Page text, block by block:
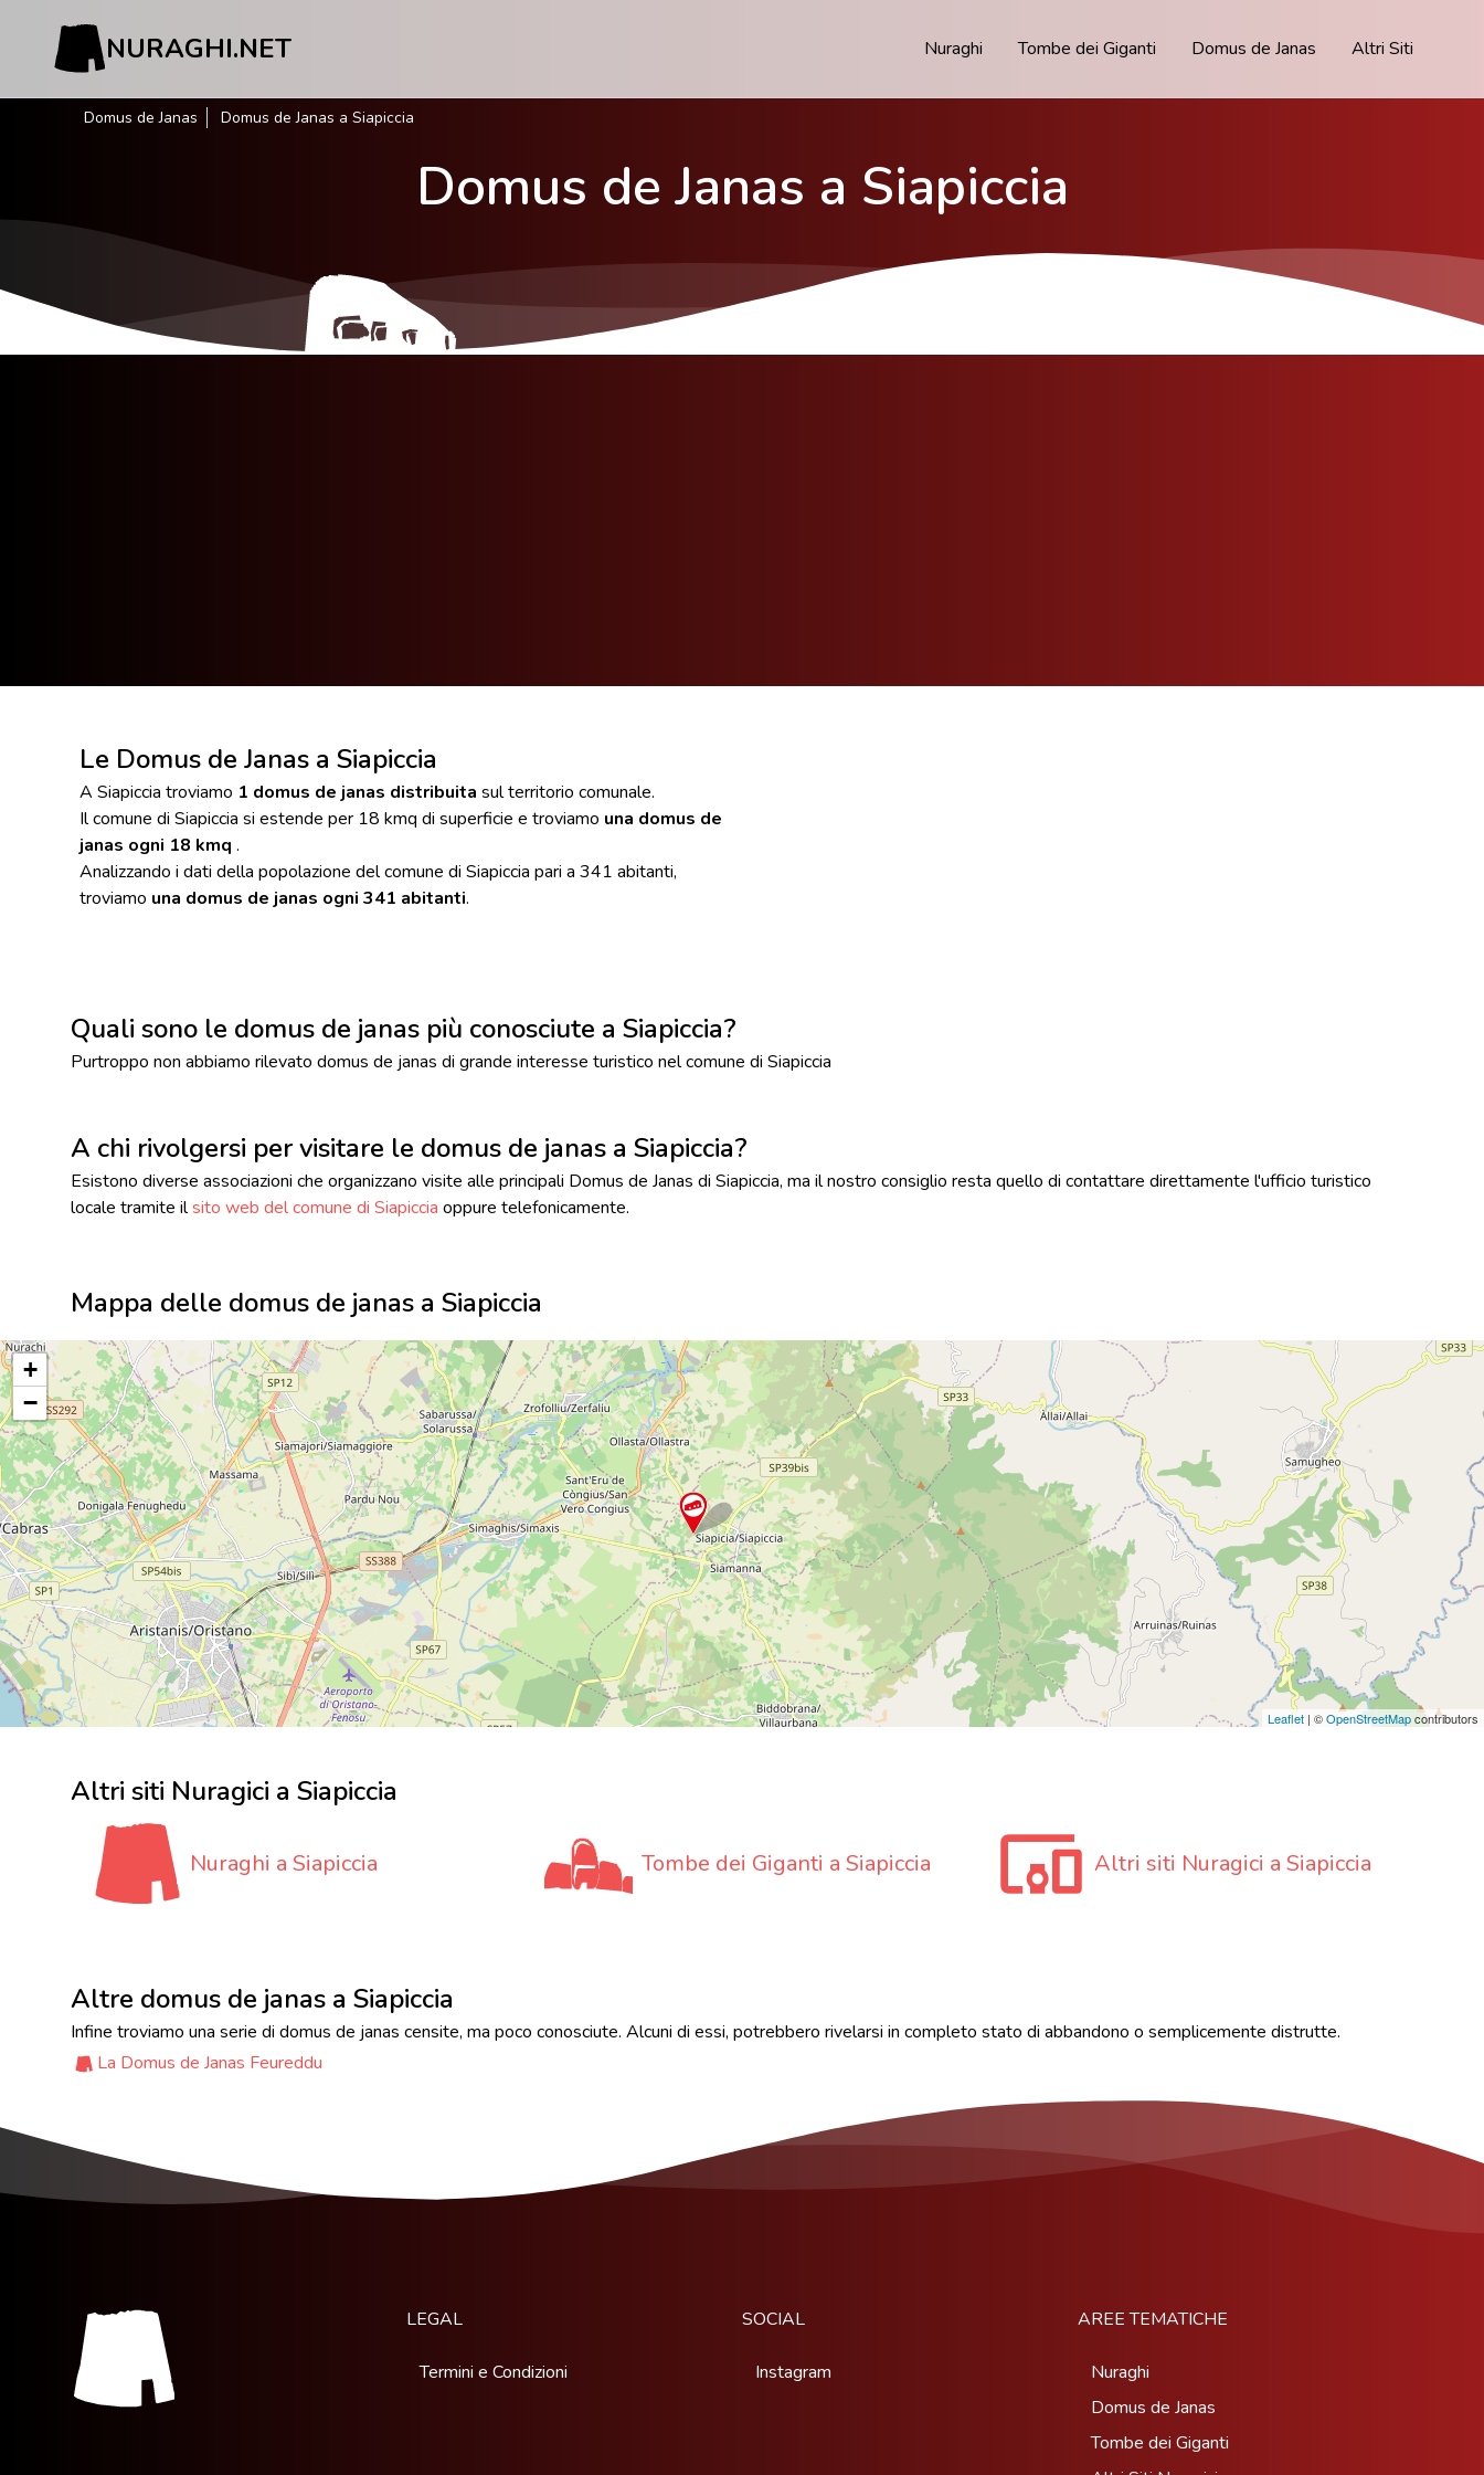
NURAGHI.NET Nuraghi Tombe dei Giganti Domus de Janas Altri Siti
Domus de Janas Domus de Janas a Siapiccia
Domus de Janas a Siapiccia
Le Domus de Janas a Siapiccia
A Siapiccia troviamo 1 domus de janas distribuita sul territorio comunale.
Il comune di Siapiccia si estende per 18 kmq di superficie e troviamo una domus de
janas ogni 18 kmq .
Analizzando i dati della popolazione del comune di Siapiccia pari a 341 abitanti,
troviamo una domus de janas ogni 341 abitanti.
Quali sono le domus de janas più conosciute a Siapiccia?
Purtroppo non abbiamo rilevato domus de janas di grande interesse turistico nel comune di Siapiccia
A chi rivolgersi per visitare le domus de janas a Siapiccia?
Esistono diverse associazioni che organizzano visite alle principali Domus de Janas di Siapiccia, ma il nostro consiglio resta quello di contattare direttamente l'ufficio turistico
locale tramite ilsito web del comune di Siapiccia oppure telefonicamente.
Mappa delle domus de janas a Siapiccia
+
−
Leaflet | ©OpenStreetMapcontributors
Altri siti Nuragici a Siapiccia
Nuraghi a Siapiccia Tombe dei Giganti a Siapiccia Altri siti Nuragici a Siapiccia
Altre domus de janas a Siapiccia
Infine troviamo una serie di domus de janas censite, ma poco conosciute. Alcuni di essi, potrebbero rivelarsi in completo stato di abbandono o semplicemente distrutte.
La Domus de Janas Feureddu
LEGAL
Termini e Condizioni
SOCIAL
Instagram
AREE TEMATICHE
Nuraghi
Domus de Janas
Tombe dei Giganti